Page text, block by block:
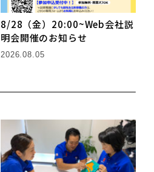
8/28（金）20:00~Web会社説
明会開催のお知らせ
2026.08.05